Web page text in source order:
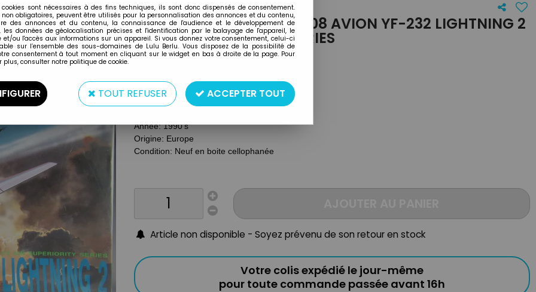
Dragon
DRAGON MODELS - N°2508 AVION YF-232 LIGHTNING 2
1/72 AIR SUPERIORITY SERIES
Type: Maquette
Matière: Plastique
Année: 1990's
Origine: Europe
Condition: Neuf en boite cellophanée
Article non disponible - Soyez prévenu de son retour en stock
Votre colis expédié le jour-même
pour toute commande passée avant 16h
cookies sont nécessaires à des fins techniques, ils sont donc dispensés de consentement.
non obligatoires, peuvent être utilisés pour la personnalisation des annonces et du contenu,
des annonces et du contenu, la connaissance de l'audience et le développement de
les données de géolocalisation précises et l'identification par le balayage de l'appareil, le
et/ou l'accès aux informations sur un appareil. Si vous donnez votre consentement, celui-ci
sur l’ensemble des sous-domaines de Lulu Berlu. Vous disposez de la possibilité de
consentement à tout moment en cliquant sur le widget en bas à droite de la page. Pour
plus, consulter notre politique de cookie.
TOUT REFUSER ACCEPTER TOUT